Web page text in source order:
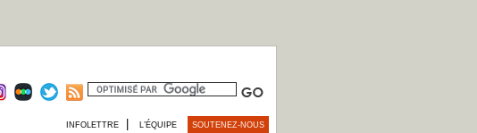
INFOLETTRE L’ÉQUIPE SOUTENEZ-NOUS